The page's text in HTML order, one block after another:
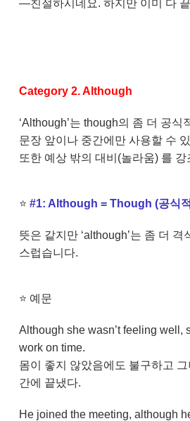
—친절하시네요. 하지만 이미 다
Category 2. Although
‘Although’는 though의 좀 더 공식
문장 앞이나 중간에만 사용할 수
또한 예상 밖의 대비(놀라움) 를
⭐ #1: Although = Though (공식
뜻은 같지만 ‘although’는 좀 더 격
스럽습니다.
⭐ 예문
Although she wasn’t feeling well,
work on time.
몸이 좋지 않았음에도 불구하고 그
간에 끝냈다.
He joined the meeting, although